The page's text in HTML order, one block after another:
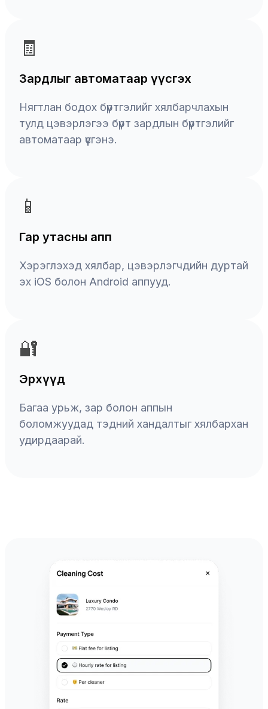
🧾
Зардлыг автоматаар үүсгэх
Нягтлан бодох бүртгэлийг хялбарчлахын
тулд цэвэрлэгээ бүрт зардлын бүртгэлийг
автоматаар үүсгэнэ.
📱
Гар утасны апп
Хэрэглэхэд хялбар, цэвэрлэгчдийн дуртай
эх iOS болон Android аппууд.
🔐
Эрхүүд
Багаа урьж, зар болон аппын
боломжуудад тэдний хандалтыг хялбархан
удирдаарай.